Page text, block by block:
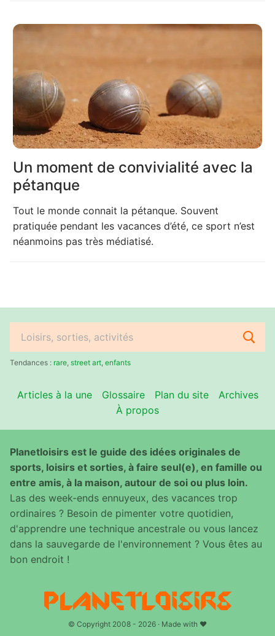
Un moment de convivialité avec la
pétanque
Tout le monde connait la pétanque. Souvent
pratiquée pendant les vacances d’été, ce sport n’est
néanmoins pas très médiatisé.
Rechercher
:Tendances : rare street art enfants
Articles à la une Glossaire Plan du site
Archives
À propos
Planetloisirs est le guide des idées originales de
sports, loisirs et sorties, à faire seul(e), en famille ou
entre amis, à la maison, autour de soi ou plus loin.
Las des week-ends ennuyeux, des vacances trop
ordinaires ? Besoin de pimenter votre quotidien,
d'apprendre une technique ancestrale ou vous lancez
dans la sauvegarde de l'environnement ? Vous êtes au
bon endroit !
© Copyright 2008 - 2026 · Made with ♥